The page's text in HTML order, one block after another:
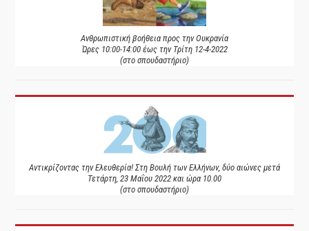
Ανθρωπιστική βοήθεια προς την Ουκρανία
Ώρες 10:00-14:00 έως την Τρίτη 12-4-2022
(στο σπουδαστήριο)
Αντικρίζοντας την Ελευθερία! Στη Βουλή των Ελλήνων, δύο αιώνες μετά
Τετάρτη, 23 Μαΐου 2022 και ώρα 10.00
(στο σπουδαστήριο)